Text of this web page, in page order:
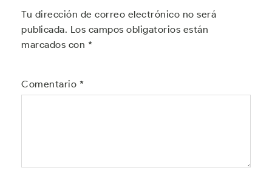
Tu dirección de correo electrónico no será
publicada. Los campos obligatorios están
marcados con *
Comentario *